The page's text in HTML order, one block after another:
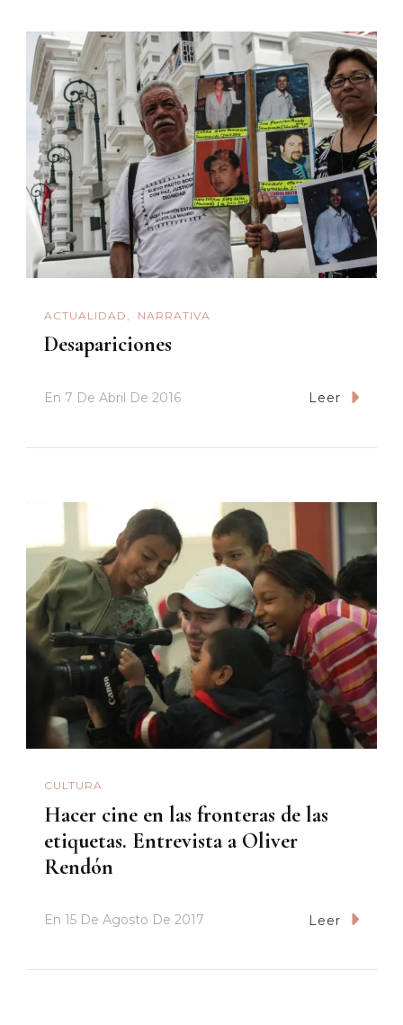
ACTUALIDAD NARRATIVA
Desapariciones
En 7 De Abril De 2016 Leer
CULTURA
Hacer cine en las fronteras de las
etiquetas. Entrevista a Oliver
Rendón
En 15 De Agosto De 2017 Leer